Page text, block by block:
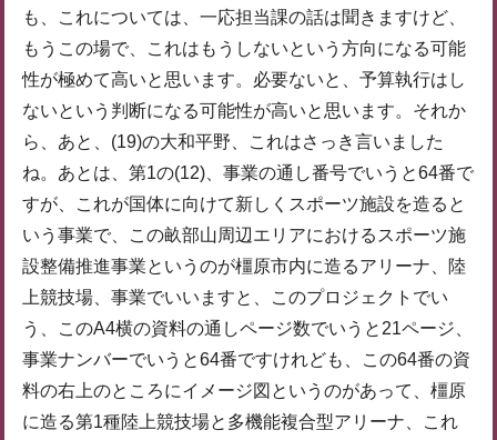
も、これについては、一応担当課の話は聞きますけど、
もうこの場で、これはもうしないという方向になる可能
性が極めて高いと思います。必要ないと、予算執行はし
ないという判断になる可能性が高いと思います。それか
ら、あと、(19)の大和平野、これはさっき言いました
ね。あとは、第1の(12)、事業の通し番号でいうと64番で
すが、これが国体に向けて新しくスポーツ施設を造ると
いう事業で、この畝部山周辺エリアにおけるスポーツ施
設整備推進事業というのが橿原市内に造るアリーナ、陸
上競技場、事業でいいますと、このプロジェクトでい
う、このA4横の資料の通しページ数でいうと21ページ、
事業ナンバーでいうと64番ですけれども、この64番の資
料の右上のところにイメージ図というのがあって、橿原
に造る第1種陸上競技場と多機能複合型アリーナ、これ